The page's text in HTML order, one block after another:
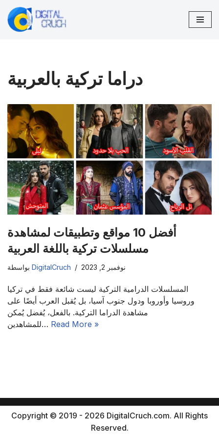
تخطى
دراما تركية بالعربية
أفضل 10 مواقع وتطبيقات لمشاهدة
مسلسلات تركية باللغة العربية
DigitalCruch نوفمبر 2, 2023
المسلسلات الدرامية التركية ليست شائعة فقط في تركيا
وروسيا وأوروبا ودول جنوب آسيا، بل يُقبل العرب أيضًا على
مشاهدة الدراما التركية. بالفعل، يُفضل يُمكن
للمشاهدين… Read More »
Copyright © 2019 - 2026 DigitalCruch.com. All Rights
Reserved.